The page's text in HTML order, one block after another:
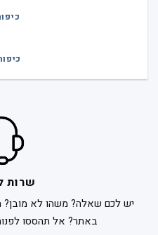
שרות
יש לכם שאלה? משהו לא
באתר? אל תהססו